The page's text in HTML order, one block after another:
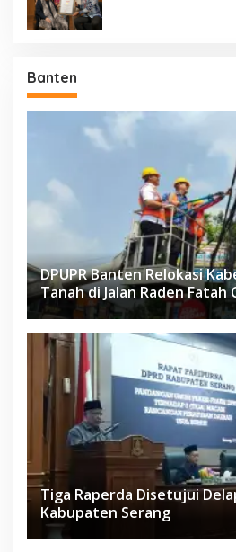
Banten
DPUPR Banten Relokasi
Tanah di Jalan Raden Fatah
Tiga Raperda Disetujui
Kabupaten Serang